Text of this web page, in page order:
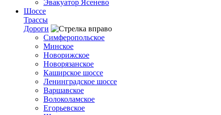
Эвакуатор Ясенево
Шоссе
Трассы
Дороги
Симферопольское
Минское
Новорижское
Новорязанское
Каширское шоссе
Ленинградское шоссе
Варшавское
Волоколамское
Егорьевское